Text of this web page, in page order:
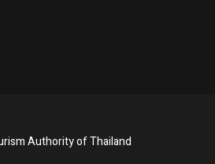
Authority of Thailand